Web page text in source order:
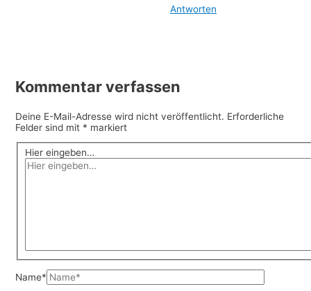
Antworten
Kommentar verfassen
Deine E-Mail-Adresse wird nicht veröffentlicht. Erforderliche
Felder sind mit * markiert
Hier eingeben…
Name*